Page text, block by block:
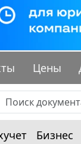
Цены
Бизнес